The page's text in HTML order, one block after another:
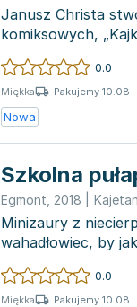
Janusz Christa
komiksowych,
dwóch sł...
0.0
Miękka Pakujemy 10.08
Nowa
Szkolna
Egmont 2018
Minizaury z
wahadłowiec, by
Pomocną dłoń...
0.0
Miękka Pakujemy 10.08